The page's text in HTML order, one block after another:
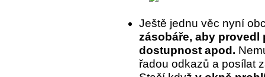
Ještě jednu věc nyní
zásobáře, aby
dostupnost apod.
řadou odkazů a posílat